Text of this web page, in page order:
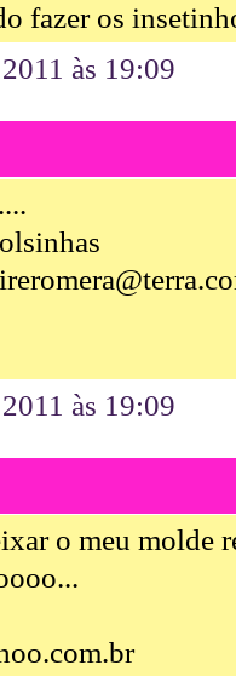
fazer os
às 19:09
às 19:09
o meu molde